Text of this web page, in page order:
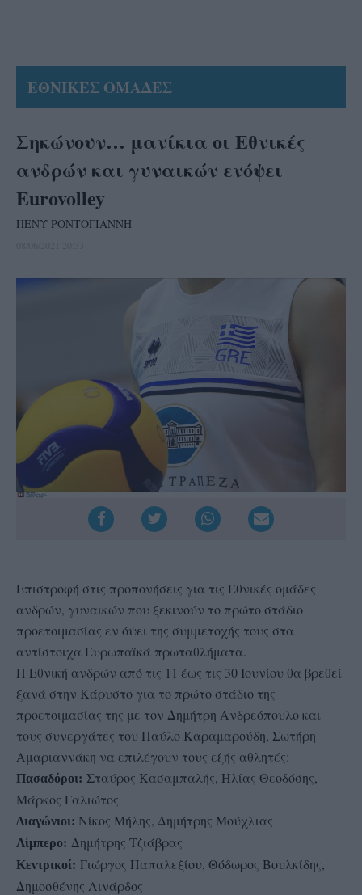
ΕΘΝΙΚΕΣ ΟΜΑΔΕΣ
Σηκώνουν… μανίκια οι Εθνικές
ανδρών και γυναικών ενόψει
Eurovolley
ΠΕΝΥ ΡΟΝΤΟΓΙΑΝΝΗ
Επιστροφή στις προπονήσεις για τις Εθνικές ομάδες
ανδρών, γυναικών που ξεκινούν το πρώτο στάδιο
προετοιμασίας εν όψει της συμμετοχής τους στα
αντίστοιχα Ευρωπαϊκά πρωταθλήματα.
Η Εθνική ανδρών από τις 11 έως τις 30 Ιουνίου θα βρεθεί
ξανά στην Κάρυστο για το πρώτο στάδιο της
προετοιμασίας της με τον Δημήτρη Ανδρεόπουλο και
τους συνεργάτες του Παύλο Καραμαρούδη, Σωτήρη
Αμαριαννάκη να επιλέγουν τους εξής αθλητές:
Πασαδόροι: Σταύρος Κασαμπαλής, Ηλίας Θεοδόσης,
Μάρκος Γαλιώτος
Διαγώνιοι: Νίκος Μήλης, Δημήτρης Μούχλιας
Λίμπερο: Δημήτρης Τζιάβρας
Κεντρικοί: Γιώργος Παπαλεξίου, Θόδωρος Βουλκίδης,
Δημοσθένης Λινάρδος